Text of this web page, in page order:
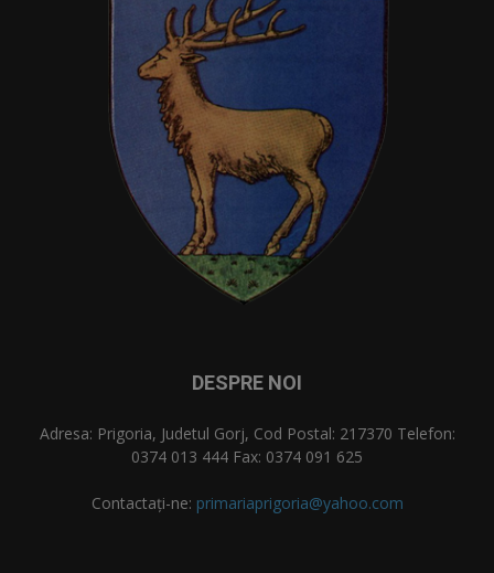
DESPRE NOI
Adresa: Prigoria, Judetul Gorj, Cod Postal: 217370 Telefon:
0374 013 444 Fax: 0374 091 625
Contactați-ne: primariaprigoria@yahoo.com